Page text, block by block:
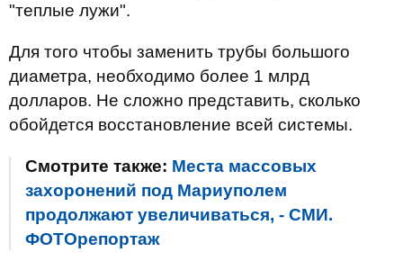
"теплые лужи".
Для того чтобы заменить трубы большого
диаметра, необходимо более 1 млрд
долларов. Не сложно представить, сколько
обойдется восстановление всей системы.
Смотрите также: Места массовых
захоронений под Мариуполем
продолжают увеличиваться, - СМИ.
ФОТОрепортаж